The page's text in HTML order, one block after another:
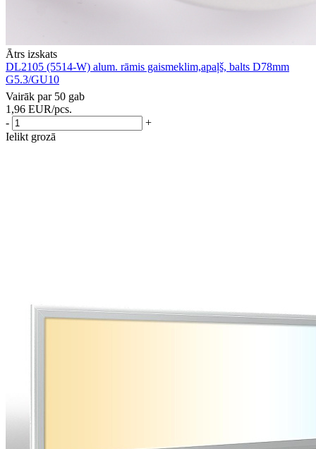
Ātrs izskats
DL2105 (5514-W) alum. rāmis gaismeklim,apaļš, balts D78mm
G5.3/GU10
Vairāk par 50 gab
1,96 EUR/pcs.
-
+
Ielikt grozā